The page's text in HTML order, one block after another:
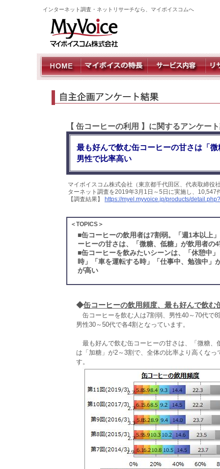
インターネット調査・ネットリサーチなら、マイボイスコムへ
【 缶コーヒーの利用 】に関するアンケー
最も好んで飲む缶コーヒーの甘さは「
男性で比率高い
マイボイスコム株式会社（東京都千代田区、代表取締
ターネット調査を2019年3月1日～5日に実施し、
【調査結果】
https://myel.myvoice.jp/products/
＜TOPICS＞
■缶コーヒーの飲用者は7割弱。「週1本以上
ーヒーの甘さは、「微糖、低糖」が飲用者の
■缶コーヒーを飲みたいシーンは、「休憩中
時」「車を運転する時」「仕事中、勉強中
が高い
◆缶コーヒーの飲用頻度、最も好んで飲む
缶コーヒーを飲む人は7割弱、男性40～70代で
男性30～50代で各4割となっています。
最も好んで飲む缶コーヒーの甘さは、「微糖、
は「加糖」が2～3割で、全体の比率より高くな
す。